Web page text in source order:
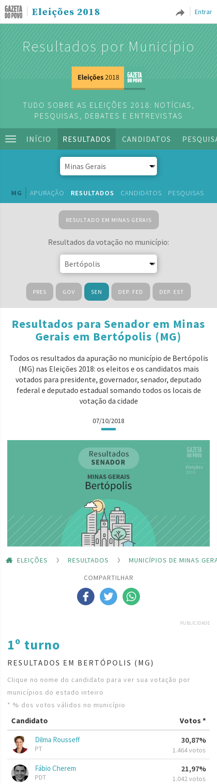
Entrar
Eleições 2018
Resultados por Município
TUDO SOBRE AS ELEIÇÕES 2018: NOTÍCIAS,
PESQUISAS, DEBATES E ENTREVISTAS
INÍCIO RESULTADOS CANDIDATOS
MG APURAÇÃO RESULTADOS CANDIDATOS PESQUISAS
RESULTADO EM MINAS GERAIS
Resultados da votação no município:
PRES GOV SEN DEP. FED DEP. EST
Resultados para Senador em Minas
Gerais em Bertópolis (MG)
Todos os resultados da apuração no município de Bertópolis
(MG) nas Eleições 2018: os eleitos e os candidatos mais
votados para presidente, governador, senador, deputado
federal e deputado estadual somando todos os locais de
votação da cidade
07/10/2018
ELEIÇÕES RESULTADOS
MUNICÍPIOS DE MINAS
COMPARTILHAR
PUBLICIDADE
1º turno
RESULTADOS EM BERTÓPOLIS (MG)
Clique no nome do candidato para ver sua votação por
municípios do estado inteiro
* % dos votos válidos no município
Candidato Votos *
Dilma Rousseff
PT
30,87%
1.464 votos
Fábio Cherem
PDT
21,97%
1.042 votos